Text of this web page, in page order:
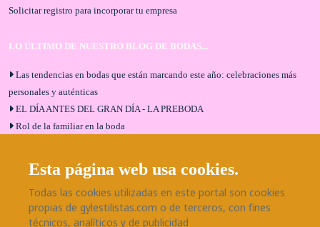
Solicitar registro para incorporar tu empresa
LO ÚLTIMO DE NUESTRO BLOG DE BODAS...
Las tendencias en bodas que están marcando este año: celebraciones más
personales y auténticas
EL DÍA ANTES DEL GRAN DÍA - LA PREBODA
Rol de la familiar en la boda
Bodas en Alhaurín de la Torre: entrevista exclusiva con Bodaeventos
Málaga
¿Cómo será tu boda?
Blog de bodas
Esta página web usa cookies.
Todas las cookies utilizadas en este portal son cookies
propias de gylestilistas.com o de terceros, con fines
técnicos, analíticos y de publicidad